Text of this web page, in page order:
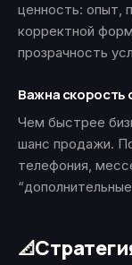
ценность: опыт,
корректной
прозрачность
Важна скорость
Чем быстрее
шанс продажи.
телефония,
📐